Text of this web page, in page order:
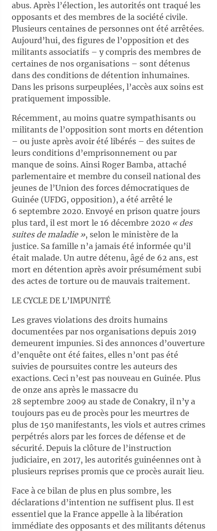
abus. Après l’élection, les autorités ont traqué les
opposants et des membres de la société civile.
Plusieurs centaines de personnes ont été arrêtées.
Aujourd’hui, des figures de l’opposition et des
militants associatifs – y compris des membres de
certaines de nos organisations – sont détenus
dans des conditions de détention inhumaines.
Dans les prisons surpeuplées, l’accès aux soins est
pratiquement impossible.
Récemment, au moins quatre sympathisants ou
militants de l’opposition sont morts en détention
– ou juste après avoir été libérés – des suites de
leurs conditions d’emprisonnement ou par
manque de soins. Ainsi Roger Bamba, attaché
parlementaire et membre du conseil national des
jeunes de l’Union des forces démocratiques de
Guinée (UFDG, opposition), a été arrêté le
6 septembre 2020. Envoyé en prison quatre jours
plus tard, il est mort le 16 décembre 2020 « des
suites de maladie », selon le ministère de la
justice. Sa famille n’a jamais été informée qu’il
était malade. Un autre détenu, âgé de 62 ans, est
mort en détention après avoir présumément subi
des actes de torture ou de mauvais traitement.
LE CYCLE DE L’IMPUNITÉ
Les graves violations des droits humains
documentées par nos organisations depuis 2019
demeurent impunies. Si des annonces d’ouverture
d’enquête ont été faites, elles n’ont pas été
suivies de poursuites contre les auteurs des
exactions. Ceci n’est pas nouveau en Guinée. Plus
de onze ans après le massacre du
28 septembre 2009 au stade de Conakry, il n’y a
toujours pas eu de procès pour les meurtres de
plus de 150 manifestants, les viols et autres crimes
perpétrés alors par les forces de défense et de
sécurité. Depuis la clôture de l’instruction
judiciaire, en 2017, les autorités guinéennes ont à
plusieurs reprises promis que ce procès aurait lieu.
Face à ce bilan de plus en plus sombre, les
déclarations d’intention ne suffisent plus. Il est
essentiel que la France appelle à la libération
immédiate des opposants et des militants détenus